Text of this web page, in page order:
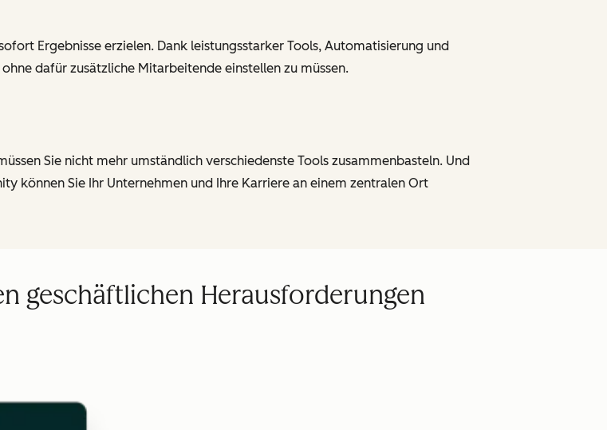
Ergebnisse erzielen. Dank leistungsstarker Tools, Automatisierung und
dafür zusätzliche Mitarbeitende einstellen zu müssen.
Sie nicht mehr umständlich verschiedenste Tools zusammenbasteln. Und
können Sie Ihr Unternehmen und Ihre Karriere an einem zentralen Ort
geschäftlichen Herausforderungen